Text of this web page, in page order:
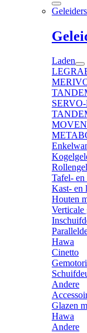
Geleiders
Laden
Tafel-
Kast- en
Houten
Verticale
Hawa
Cinetto
Andere
Glazen
Hawa
Andere